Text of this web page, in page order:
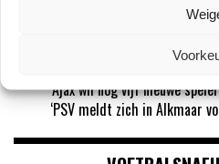
Wouter Goes zet krabbel
Wie is Jan Virgili? De
‘Ajax wil nog vijf nieuwe
‘PSV meldt zich in Alkmaar